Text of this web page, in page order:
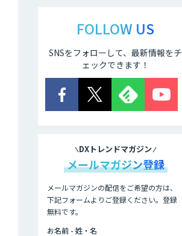
A-BiSU
BOTCHAN for LP
BOTCHAN EFO
FOLLOW US
SNSをフォローして、最新情報をチ
ェックできます！
DXトレンドマガジン
メールマガジン登録
メールマガジンの配信をご希望の方は、
下記フォームよりご登録ください。登録
無料です。
お名前 - 姓・名